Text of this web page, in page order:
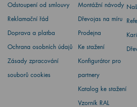
Odstoupení od smlouvy
Reklamační řád
Doprava a platba
Ochrana osobních údajů
Zásady zpracování
souborů cookies
Montážní návody
Dřevojas na míru
Prodejna
Ke stažení
Konfigurátor pro
partnery
Katalog ke stažení
Vzorník RAL